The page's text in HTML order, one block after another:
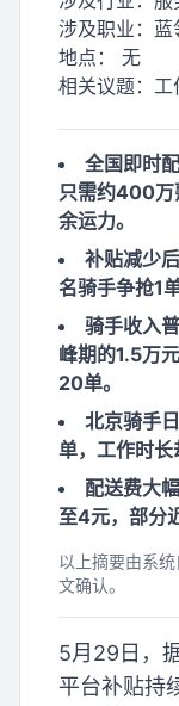
涉及职业： 蓝
地点： 无
相关议题： 工
全国即时
只需约400万
余运力。
补贴减少
名骑手争抢1
骑手收入
峰期的1.5万
20单。
北京骑手
单，工作时长
配送费大
至4元，部分
以上摘要由系
文确认。
5月29日，
平台补贴持